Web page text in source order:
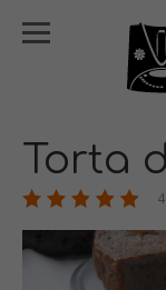
Torta